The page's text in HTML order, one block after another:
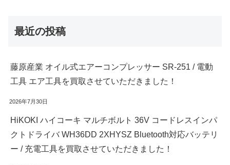
最近の投稿
藤原産業 オイル式エアーコンプレッサー SR-251 / 電動
工具 エア工具を買取させていただきました！
2026年7月30日
HiKOKI ハイコーキ マルチボルト 36V コードレスインパ
クトドライバ WH36DD 2XHYSZ Bluetooth対応バッテリ
ー / 充電工具を買取させていただきました！